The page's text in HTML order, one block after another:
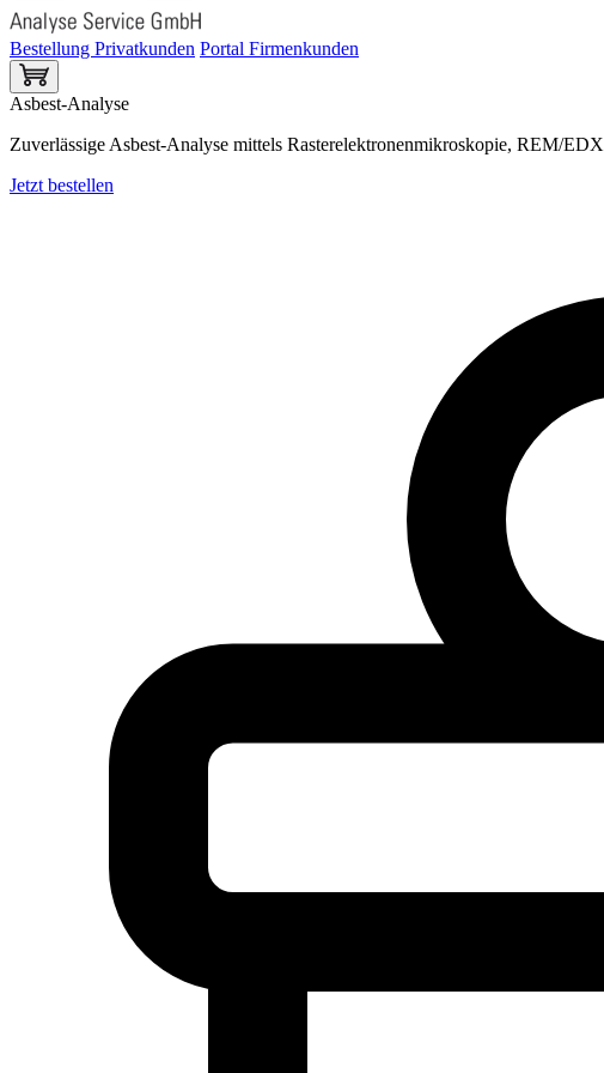
Bestellung Privatkunden Portal Firmenkunden
Asbest-Analyse
Zuverlässige Asbest-Analyse mittels Rasterelektronenmikroskopie, REM/EDX
Jetzt bestellen